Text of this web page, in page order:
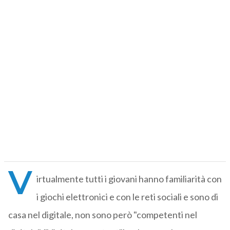
V irtualmente tutti i giovani hanno familiarità con
i giochi elettronici e con le reti sociali e sono di
casa nel digitale, non sono però "competenti nel